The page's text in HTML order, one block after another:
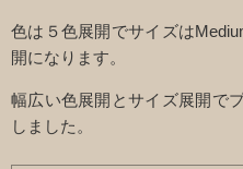
色は５色展開でサイズは
開になります。
幅広い色展開とサイズ展開で
しました。